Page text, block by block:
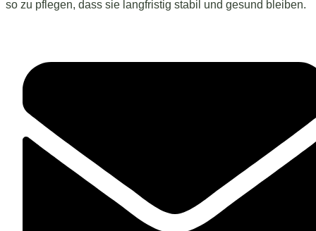
so zu pflegen, dass sie langfristig stabil und gesund bleiben.